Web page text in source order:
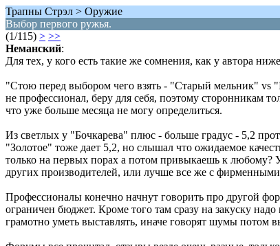
Трапны Стрэл > Оружие
Выбор первого ружья.
(1/115) > >>
Неманский:
Для тех, у кого есть такие же сомнения, как у автора
"Стою перед выбором чего взять - "Старый мельник" vs
не профессионал, беру для себя, поэтому сторонникам
что уже больше месяца не могу определиться.
Из светлых у "Бочкарева" плюс - больше градус - 5,2
"Золотое" тоже дает 5,2, но слышал что ожидаемое
только на первых порах а потом привыкаешь к
других производителей, или лучше все же с
Профессионалы конечно начнут говорить про другой
ограничен бюджет. Кроме того там сразу на закуску
грамотно уметь выставлять, иначе говорят шумы потом